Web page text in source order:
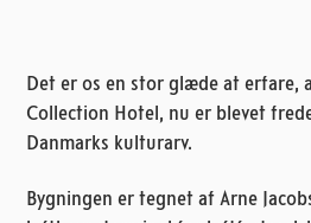
Det er os en stor glæde at erfare,
Collection Hotel, nu er blevet
Danmarks kulturarv.
Bygningen er tegnet af Arne